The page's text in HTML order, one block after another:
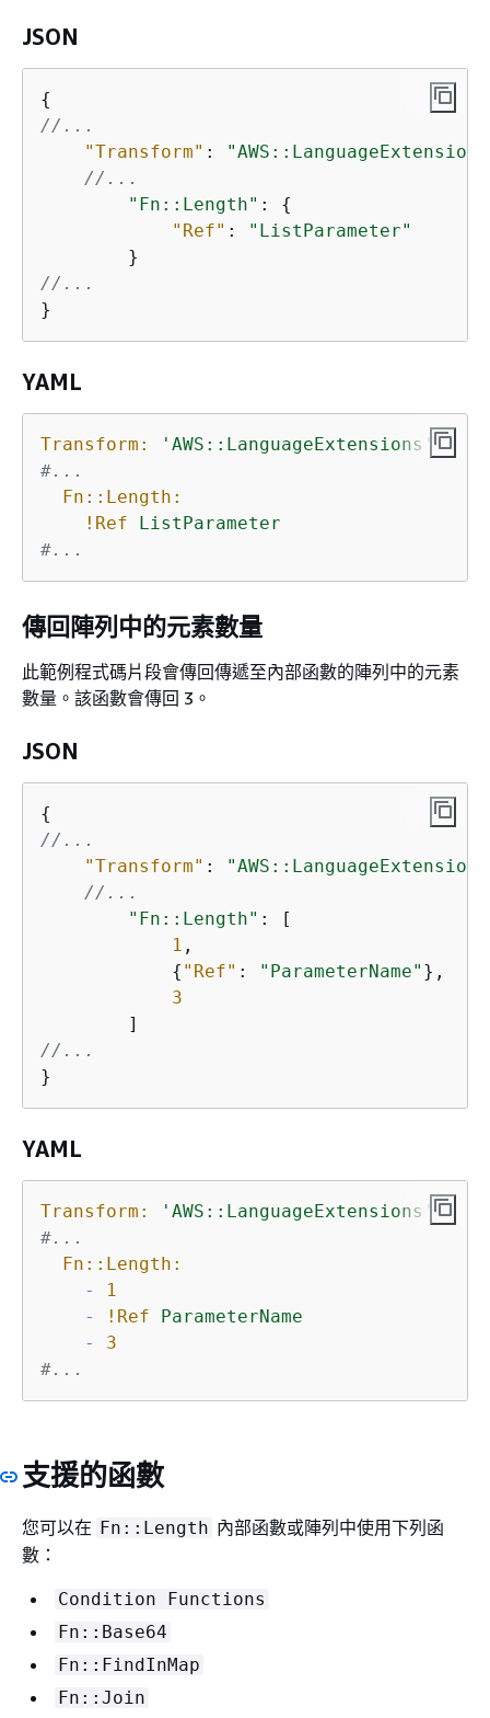
JSON
{
//...
"Transform" :
//...
"Fn::Length" : {
"Ref" :
"ListParameter"
//...
}
YAML
Transform:
'AWS::LanguageExtensions'
#...
Fn::Length:
!Ref
ListParameter
#...
傳回陣列中的元素數量
此範例程式碼片段會傳回傳遞至內部函數的陣列中的元素
數量。該函數會傳回 3。
JSON
{
//...
"Transform" :
//...
"Fn::Length" : [
1 ,
{ "Ref" : "ParameterName" },
3
//...
}
YAML
Transform:
'AWS::LanguageExtensions'
#...
Fn::Length:
-
1
-
!Ref
ParameterName
-
3
#...
支援的函數
您可以在 Fn::Length 內部函數或陣列中使用下列函
數：
Condition Functions
Fn::Base64
Fn::FindInMap
Fn::Join